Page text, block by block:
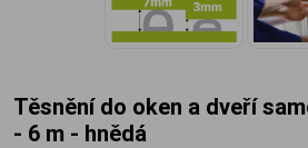
Těsnění do oken a dveří samolepicí, profil “D“
- 6 m - hnědá